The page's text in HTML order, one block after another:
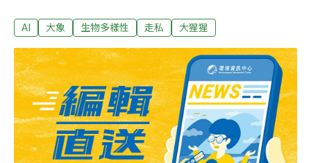
動攝影機、人工智慧雙管齊下 優化國家公園保護工作來自
建立長期合作夥伴關係，並獲得歐盟ECOFAC6——針對
非洲中部生物多樣性與脆弱生態系統保護計畫的資助，在
雨林中設置了自動攝影機來監看野生動物。他們與人工智
慧公司Appsilon合作，使用「Mbaza AI」影像辨識技術，
分析在雨林中拍攝的大量照片。整個洛佩國家公園共有
200台攝影機，經動作感測器觸發，每部攝影機每天會拍
下數百張照片。生物多樣性監測計畫的負責人、斯特林大
AI 大象 生物多樣性 走私 大猩猩